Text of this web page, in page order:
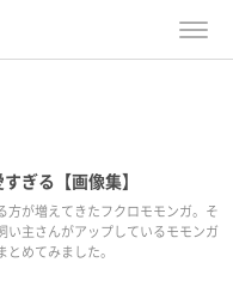
ぎる【画像集】
方が増えてきたフクロモモンガ。そ
い主さんがアップしているモモンガ
めてみました。